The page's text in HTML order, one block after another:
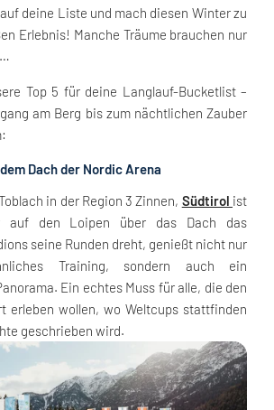
deine Liste und mach diesen Winter zu
Erlebnis! Manche Träume brauchen nur
Top 5 für deine Langlauf-Bucketlist –
am Berg bis zum nächtlichen Zauber
Dach der Nordic Arena
in der Region 3 Zinnen, Südtirol ist
den Loipen über das Dach das
seine Runden dreht, genießt nicht nur
Training, sondern auch ein
Ein echtes Muss für alle, die den
erleben wollen, wo Weltcups stattfinden
geschrieben wird.